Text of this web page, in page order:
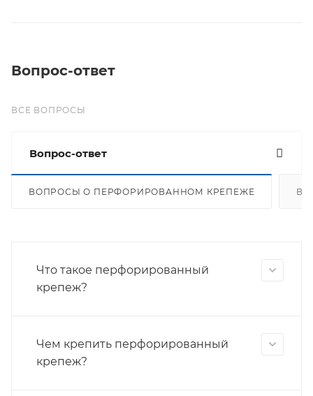
Вопрос-ответ
ВСЕ ВОПРОСЫ
Вопрос-ответ
ВОПРОСЫ О ПЕРФОРИРОВАННОМ КРЕПЕЖЕ
Что такое перфорированный
крепеж?
Чем крепить перфорированный
крепеж?